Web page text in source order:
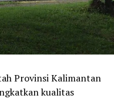
Provinsi Kalimantan
kualitas